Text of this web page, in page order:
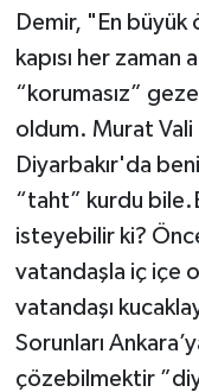
Demir, "En büyük
kapısı her zaman
“korumasız”
oldum. Murat Vali
Diyarbakır'da
“taht” kurdu
isteyebilir ki?
vatandaşla iç içe
vatandaşı
Sorunları
çözebilmektir